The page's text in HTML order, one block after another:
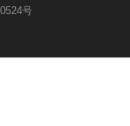
号